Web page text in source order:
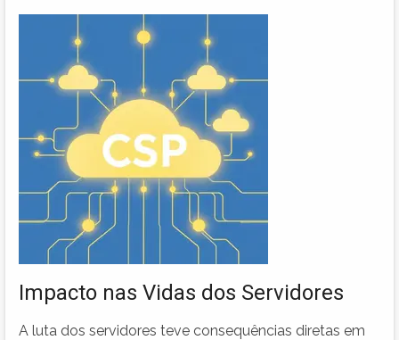
Impacto nas Vidas dos Servidores
A luta dos servidores teve consequências diretas em